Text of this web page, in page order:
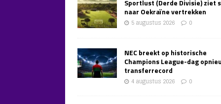
Sportlust (Derde Divisie) ziet
naar Oekraïne vertrekken
5 augustus 2026 0
NEC breekt op historische
Champions League-dag
transferrecord
4 augustus 2026 0